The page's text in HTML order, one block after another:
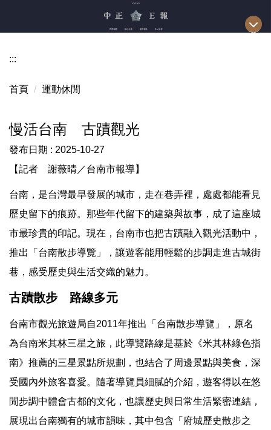
區
:::
首頁 運動休閒
慢活台南 古蹟觀光
發布日期 : 2025-10-27
【記者 謝薇晴／台南市報導】
台南，是台灣最早發展的城市，走在巷弄裡，處處都能看見
歷史留下的痕跡。那些年代留下的建築與故事，成了這座城
市最珍貴的印記。現在，台南市也把古蹟融入觀光活動中，
推出「台南散步導覽」，讓遊客能用輕鬆的步調走進古城街
巷，感受歷史與生活交織的魅力。
古蹟散步 路線多元
台南市觀光旅遊局自2011年推出「台南散步導覽」，原名
為台南米其林三星之旅，此導覽路線是基於《米其林綠色指
南》推薦的三星景點所規劃，也結合了周邊景點與美食，深
受國內外旅客喜愛。隨著導覽員細膩的介紹，遊客得以在悠
閒步調中體會古都的文化，也讓歷史與日常生活緊密連結，
展現出台南獨有的城市韻味，其中包含「府城歷史散步之